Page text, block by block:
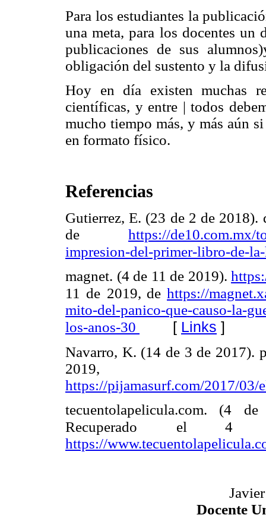
Para los estudiantes la
una meta, para los docentes
publicaciones de sus
obligación del sustento y la
Hoy en día existen muchas
científicas, y entre | todos
mucho tiempo más, y más aún
en formato físico.
Referencias
Gutierrez, E. (23 de 2 de 2018).
de https://de10.com.mx/
impresion-del-primer-libro-de-
magnet. (4 de 11 de 2019).
11 de 2019, de https://
mito-del-panico-que-causo-la-
los-anos-30
[ Links ]
Navarro, K. (14 de 3 de 2017).
https://pijamasurf.com/2017/03/
tecuentolapelicula.com. (4
Recuperado
el 4
https://
Docente